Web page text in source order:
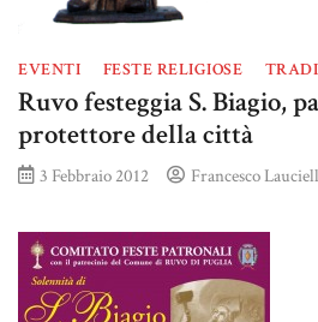
EVENTI FESTE RELIGIOSE
Ruvo festeggia S. Biagio,
protettore della città
3 Febbraio 2012 Francesco